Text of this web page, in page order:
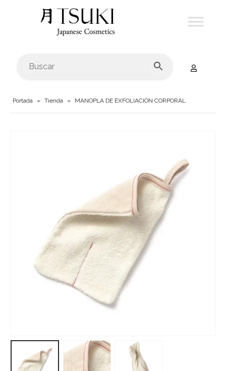
Portada » Tienda » MANOPLA DE EXFOLIACIÓN CORPORAL